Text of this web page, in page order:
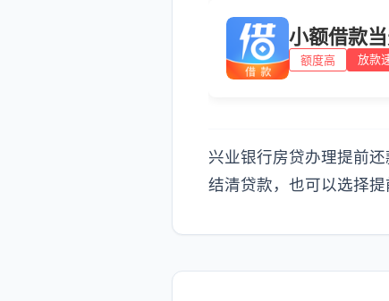
小额借款
额度高 放款
兴业银行房贷办理提前
结清贷款，也可以选择